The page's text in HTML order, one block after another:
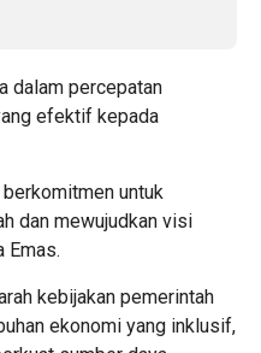
dalam percepatan
efektif kepada
untuk
dan mewujudkan visi
Emas.
kebijakan pemerintah
ekonomi yang inklusif,